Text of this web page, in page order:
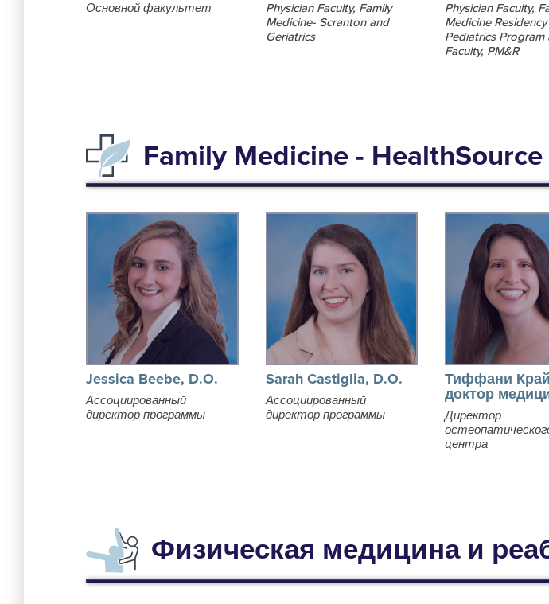
Основной факультет
Physician Faculty, Family
Medicine- Scranton and
Geriatrics
Physician Faculty,
Medicine Residency
Pediatrics Program
Faculty, PM&R
Family Medicine -
Jessica Beebe, D.O.
Ассоциированный
директор программы
Sarah Castiglia, D.O.
Ассоциированный
директор программы
Тиффани
доктор
Директор
центра
Физическая медицина и